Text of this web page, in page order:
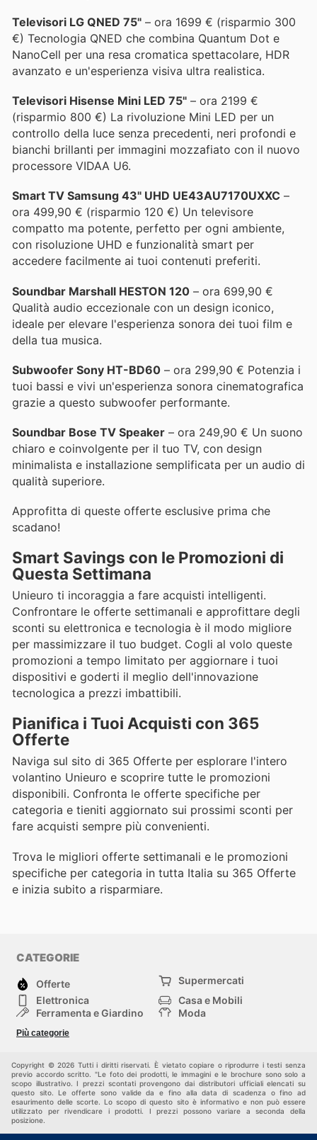
Televisori LG QNED 75" – ora 1699 € (risparmio 300
€) Tecnologia QNED che combina Quantum Dot e
NanoCell per una resa cromatica spettacolare, HDR
avanzato e un'esperienza visiva ultra realistica.
Televisori Hisense Mini LED 75" – ora 2199 €
(risparmio 800 €) La rivoluzione Mini LED per un
controllo della luce senza precedenti, neri profondi e
bianchi brillanti per immagini mozzafiato con il nuovo
processore VIDAA U6.
Smart TV Samsung 43" UHD UE43AU7170UXXC –
ora 499,90 € (risparmio 120 €) Un televisore
compatto ma potente, perfetto per ogni ambiente,
con risoluzione UHD e funzionalità smart per
accedere facilmente ai tuoi contenuti preferiti.
Soundbar Marshall HESTON 120 – ora 699,90 €
Qualità audio eccezionale con un design iconico,
ideale per elevare l'esperienza sonora dei tuoi film e
della tua musica.
Subwoofer Sony HT-BD60 – ora 299,90 € Potenzia i
tuoi bassi e vivi un'esperienza sonora cinematografica
grazie a questo subwoofer performante.
Soundbar Bose TV Speaker – ora 249,90 € Un suono
chiaro e coinvolgente per il tuo TV, con design
minimalista e installazione semplificata per un audio di
qualità superiore.
Approfitta di queste offerte esclusive prima che
scadano!
Smart Savings con le Promozioni di
Questa Settimana
Unieuro ti incoraggia a fare acquisti intelligenti.
Confrontare le offerte settimanali e approfittare degli
sconti su elettronica e tecnologia è il modo migliore
per massimizzare il tuo budget. Cogli al volo queste
promozioni a tempo limitato per aggiornare i tuoi
dispositivi e goderti il meglio dell'innovazione
tecnologica a prezzi imbattibili.
Pianifica i Tuoi Acquisti con 365
Offerte
Naviga sul sito di 365 Offerte per esplorare l'intero
volantino Unieuro e scoprire tutte le promozioni
disponibili. Confronta le offerte specifiche per
categoria e tieniti aggiornato sui prossimi sconti per
fare acquisti sempre più convenienti.
Trova le migliori offerte settimanali e le promozioni
specifiche per categoria in tutta Italia su 365 Offerte
e inizia subito a risparmiare.
CATEGORIE
Offerte
Supermercati
Elettronica
Casa e Mobili
Ferramenta e Giardino
Moda
Bambini e Neonati
Più categorie
Copyright © 2026 Tutti i diritti riservati. È vietato copiare o riprodurre i testi senza
previo accordo scritto. "Le foto dei prodotti, le immagini e le brochure sono solo a
scopo illustrativo. I prezzi scontati provengono dai distributori ufficiali elencati su
questo sito. Le offerte sono valide da e fino alla data di scadenza o fino ad
esaurimento delle scorte. Lo scopo di questo sito è informativo e non può essere
utilizzato per rivendicare i prodotti. I prezzi possono variare a seconda della
posizione.